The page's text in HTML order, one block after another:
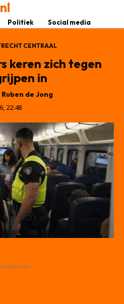
Politiek Social media
CENTRAAL
keren zich tegen
in
Ruben de Jong
22:48
-